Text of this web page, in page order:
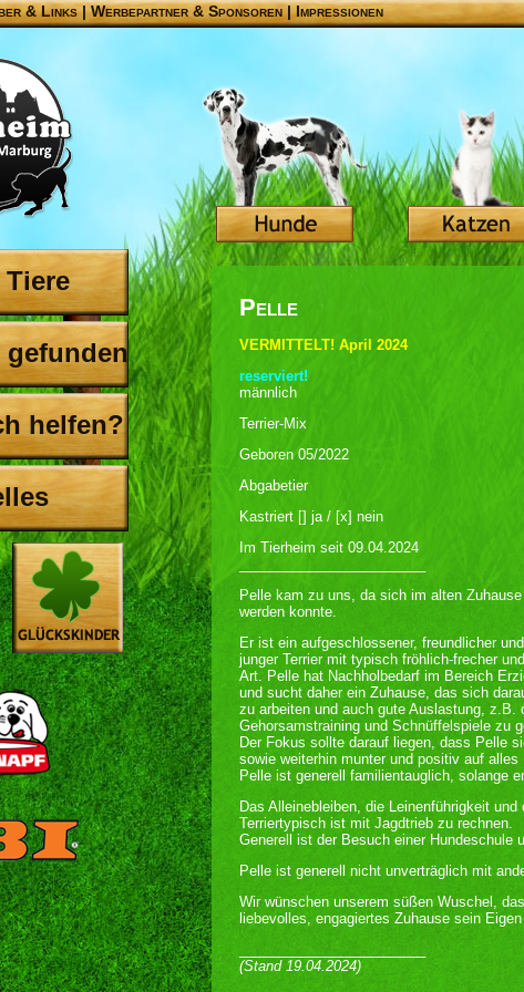
& Links|Werbepartner & Sponsoren|Impressionen
Tiere
gefunden
helfen?
Pelle
VERMITTELT! April 2024
reserviert!
männlich
Terrier-Mix
Geboren 05/2022
Abgabetier
Kastriert [] ja / [x] nein
Im Tierheim seit 09.04.2024
Pelle kam zu uns, da sich im alten
werden konnte.
Er ist ein aufgeschlossener, freundlicher
junger Terrier mit typisch fröhlich-frecher
Art. Pelle hat Nachholbedarf im Bereich
und sucht daher ein Zuhause, das sich
zu arbeiten und auch gute Auslastung, z.B.
Gehorsamstraining und Schnüffelspiele zu
Der Fokus sollte darauf liegen, dass Pelle
sowie weiterhin munter und positiv auf
Pelle ist generell familientauglich, solange
Das Alleinebleiben, die Leinenführigkeit
Terriertypisch ist mit Jagdtrieb zu rechnen.
Generell ist der Besuch einer Hundeschule
Pelle ist generell nicht unverträglich mit
Wir wünschen unserem süßen Wuschel,
liebevolles, engagiertes Zuhause sein
________________________
(Stand 19.04.2024)